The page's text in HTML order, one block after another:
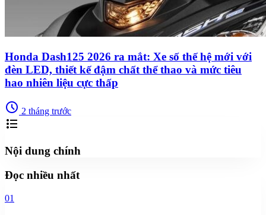
Honda Dash125 2026 ra mắt: Xe số thế hệ mới với
đèn LED, thiết kế đậm chất thể thao và mức tiêu
hao nhiên liệu cực thấp
schedule 2 tháng trước
format_list_bulleted
Nội dung chính
Đọc nhiều nhất
01